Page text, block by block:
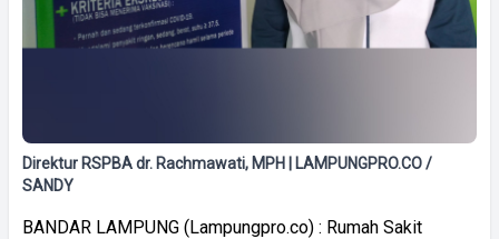
Direktur RSPBA dr. Rachmawati, MPH | LAMPUNGPRO.CO /
SANDY
BANDAR LAMPUNG (Lampungpro.co) : Rumah Sakit